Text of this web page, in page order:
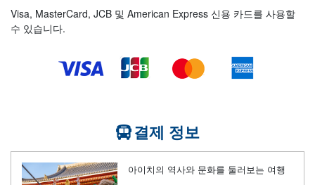
Visa, MasterCard, JCB 및 American Express 신용 카드를 사용할
수 있습니다.
결제 정보
아이치의 역사와 문화를 둘러보는 여행